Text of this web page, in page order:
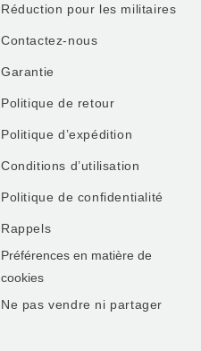
Réduction pour les militaires
Contactez-nous
Garantie
Politique de retour
Politique d’expédition
Conditions d’utilisation
Politique de confidentialité
Rappels
Préférences en matière de
cookies
Ne pas vendre ni partager